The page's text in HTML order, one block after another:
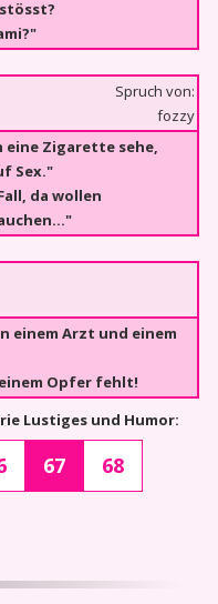
Spruch von:
fozzy
eine Zigarette sehe,
Sex."
da wollen
einem Arzt und einem
Opfer fehlt!
Lustiges und Humor:
67
68